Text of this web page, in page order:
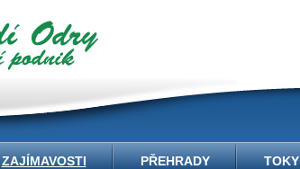
ZAJÍMAVOSTI PŘEHRADY TOKY